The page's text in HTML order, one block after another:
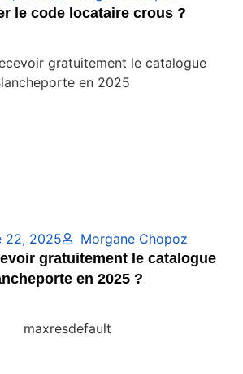
le code locataire crous ?
22, 2025
Morgane Chopoz
gratuitement le catalogue
en 2025 ?